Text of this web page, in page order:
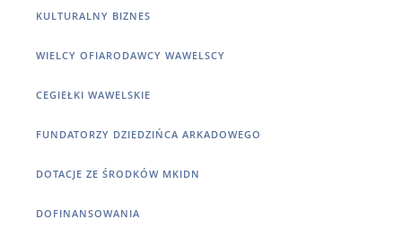
KULTURALNY BIZNES
WIELCY OFIARODAWCY WAWELSCY
CEGIEŁKI WAWELSKIE
FUNDATORZY DZIEDZIŃCA ARKADOWEGO
DOTACJE ZE ŚRODKÓW MKIDN
DOFINANSOWANIA